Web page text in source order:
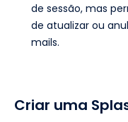
de sessão, mas
de atualizar ou
mails.
Criar uma